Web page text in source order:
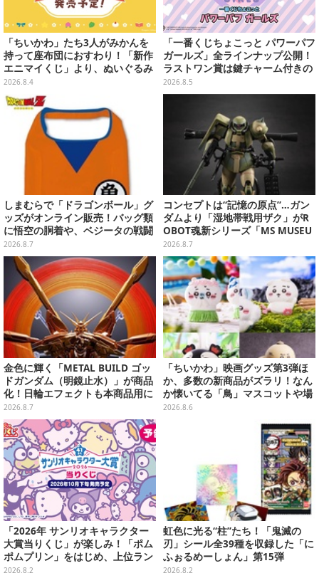
「ちいかわ」たち3人がみかんを
持って座布団におすわり！「新作
エニマイくじ」より、ぬいぐるみ
画像が初公開
2026.8.4
「一番くじちょこっと パワーパフ
ガールズ」全ラインナップ公開！
ラストワン賞は鍵チャーム付きの
シール帳スペシャルセットを用意
2026.8.5
しまむらで「ドラゴンボール」グ
ッズがオンライン販売！バッグ類
に悟空の胴着や、ベジータの戦闘
服を大胆デザイン
2026.8.7
コンセプトは“記憶の原点”…ガン
ダムより「湿地帯戦用ザク」がR
OBOT魂新シリーズ「MS MUSEU
M」で商品化！博物館イメージの
ベースも注目
2026.8.7
金色に輝く「METAL BUILD ゴッ
ドガンダム（明鏡止水）」が商品
化！日輪エフェクトも本商品用に
刷新した豪華仕様
2026.8.7
「ちいかわ」映画グッズ第3弾ほ
か、多数の新商品がズラリ！なん
か懐いてる「鳥」マスコットや場
面写アイテムなど必見のラインナ
2026.8.6
「2026年 サンリオキャラクター
大賞当りくじ」が楽しみ！「ポム
ポムプリン」をはじめ、上位ラン
クインが登場するスペシャル企画
2026.8.2
虹色に光る“柱”たち！「鬼滅の
刃」シール全39種を収録した「に
ふぉるめーしょん」第15弾
2026.8.2